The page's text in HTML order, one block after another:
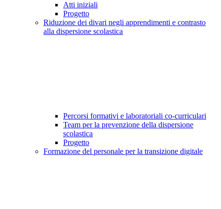
Atti iniziali
Progetto
Riduzione dei divari negli apprendimenti e contrasto
alla dispersione scolastica
Percorsi formativi e laboratoriali co-curriculari
Team per la prevenzione della dispersione
scolastica
Progetto
Formazione del personale per la transizione digitale